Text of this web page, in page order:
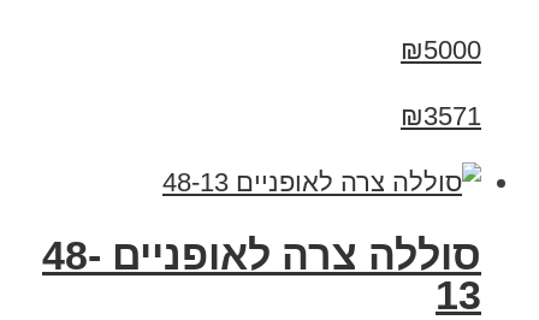
₪5000
₪3571
סוללה צרה לאופניים 48-
13